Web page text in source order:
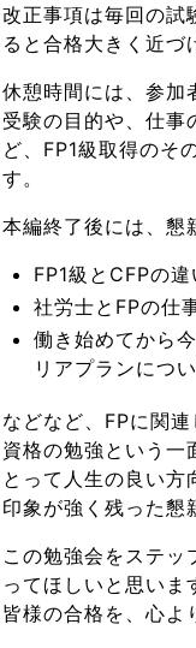
改正事項は毎回の試
ると合格大きく近づ
休憩時間には、参加
受験の目的や、仕事
ど、FP1級取得のそ
す。
本編終了後には、懇
FP1級とCFPの違
社労士とFPの仕
働き始めてから
リアプランにつ
などなど、FPに関
資格の勉強という一
とって人生の良い方
印象が強く残った懇
この勉強会をステッ
ってほしいと思いま
皆様の合格を、心よ